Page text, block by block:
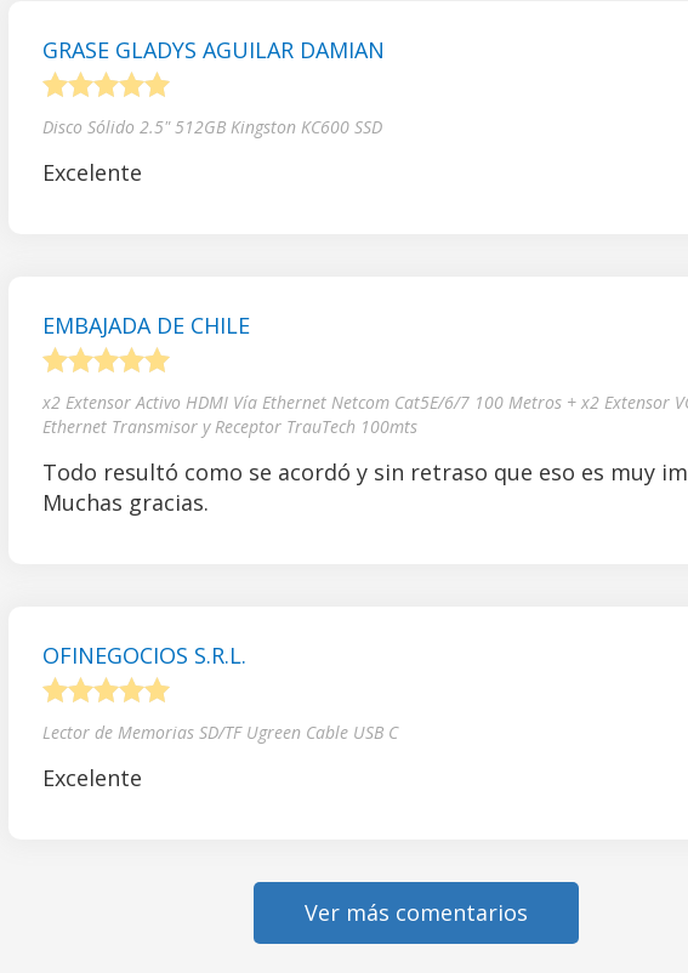
GRASE GLADYS AGUILAR DAMIAN
Disco Sólido 2.5" 512GB Kingston KC600 SSD
Excelente
EMBAJADA DE CHILE
x2 Extensor Activo HDMI Vía Ethernet Netcom Cat5E/6/7 100 Metros + x2 Extensor
Ethernet Transmisor y Receptor TrauTech 100mts
Todo resultó como se acordó y sin retraso que eso es muy
Muchas gracias.
OFINEGOCIOS S.R.L.
Lector de Memorias SD/TF Ugreen Cable USB C
Excelente
Ver más comentarios